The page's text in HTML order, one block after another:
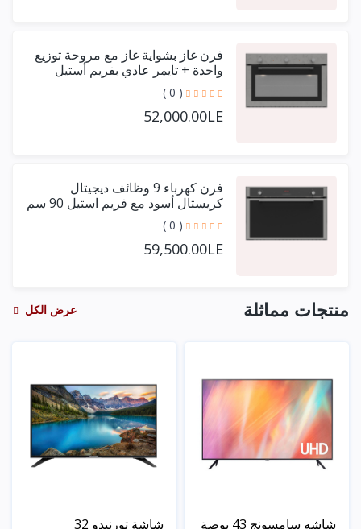
فرن غاز بشواية غاز مع مروحة توزيع
واحدة + تايمر عادي بفريم أستيل
حرف يو 90 سم
( 0 )
52,000.00LE
فرن كهرباء 9 وظائف ديجيتال
كريستال أسود مع فريم استيل 90 سم
+ مروحتين توزيع
( 0 )
59,500.00LE
منتجات مماثلة عرض الكل
شاشه سامسونج 43 بوصة شاشة تورنيدو 32